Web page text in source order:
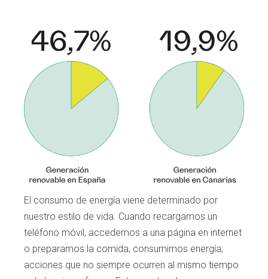
El consumo de energía viene determinado por
nuestro estilo de vida. Cuando recargamos un
teléfono móvil, accedemos a una página en internet
o preparamos la comida, consumimos energía;
acciones que no siempre ocurren al mismo tiempo